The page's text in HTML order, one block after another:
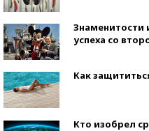
Знаменитости
успеха со
Как
Кто изобрел